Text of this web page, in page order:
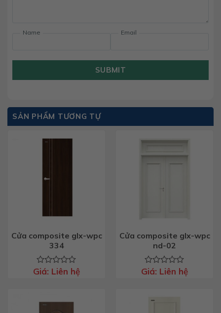
Name Email
SUBMIT
SẢN PHẨM TƯƠNG TỰ
Cửa composite glx-wpc
334
Được
5
Giá: Liên hệ
Cửa composite glx-wpc
nd-02
Được
Giá: Liên hệ